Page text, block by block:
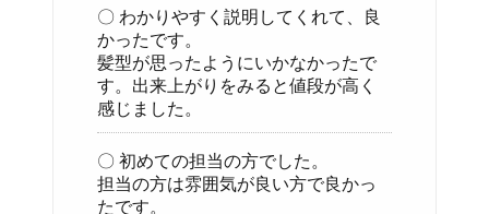
〇 わかりやすく説明してくれて、良
かったです。
髪型が思ったようにいかなかったで
す。出来上がりをみると値段が高く
感じました。
〇 初めての担当の方でした。
担当の方は雰囲気が良い方で良かっ
たです。